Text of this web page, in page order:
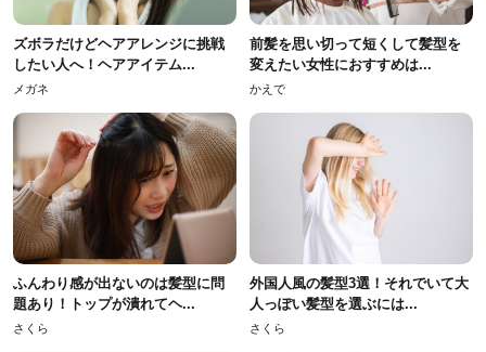
ズボラだけどヘアアレンジに挑戦
したい人へ！ヘアアイテム...
メガネ
前髪を思い切って短くして髪型を
変えたい女性におすすめは...
かえで
ふんわり感が出ないのは髪型に問
題あり！トップが潰れてヘ...
さくら
外国人風の髪型3選！それでいて大
人っぽい髪型を選ぶには...
さくら